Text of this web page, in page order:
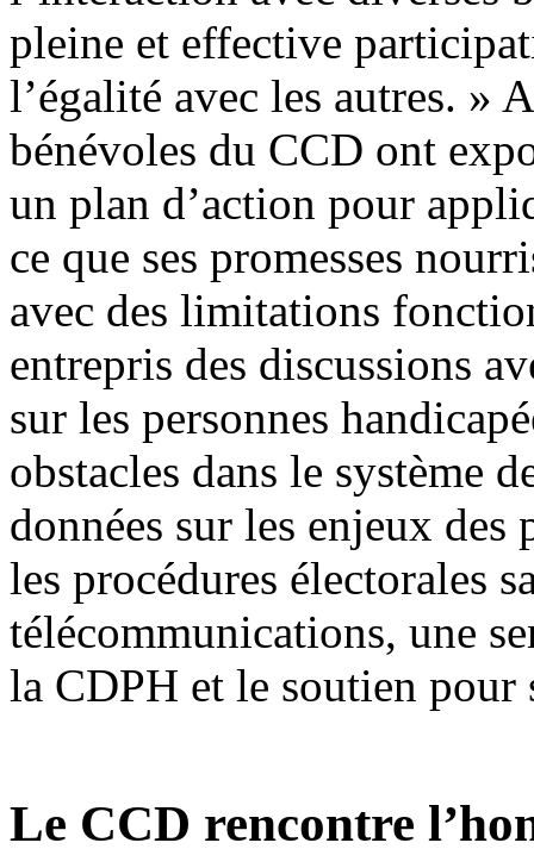
pleine et effective
l’égalité avec les autres. »
bénévoles du CCD ont
un plan d’action pour
ce que ses promesses
avec des limitations
entrepris des discussions
sur les personnes
obstacles dans le système
données sur les enjeux des
les procédures électorales
télécommunications, une
la CDPH et le soutien pour
Le CCD rencontre